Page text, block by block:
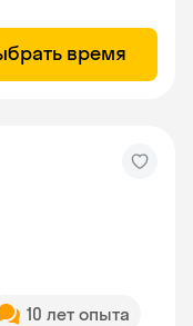
время
10 лет опыта